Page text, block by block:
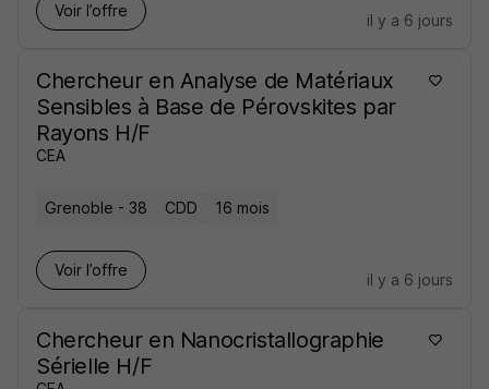
Voir l’offre
il y a 6 jours
Chercheur en Analyse de Matériaux
Sensibles à Base de Pérovskites par
Rayons H/F
CEA
Grenoble - 38 CDD 16 mois
Voir l’offre
il y a 6 jours
Chercheur en Nanocristallographie
Sérielle H/F